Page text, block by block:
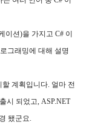
이션)을 가지고 C# 이
그래밍에 대해 설명
계획입니다. 얼마 전
시 되었고, ASP.NET
됐군요.